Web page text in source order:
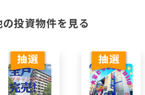
投資物件を見る